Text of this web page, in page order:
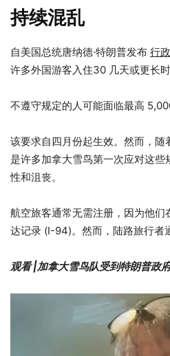
持续混乱
自美国总统唐纳德·特朗普发布 行
许多外国游客入住30 几天或更长
不遵守规定的人可能面临最高
该要求自四月份起生效。然而，
是许多加拿大雪鸟第一次应对这
性和沮丧。
航空旅客通常无需注册，因为他
达记录 (I-94)。然而，陆路旅行者
观看 |加拿大雪鸟队受到特朗普政